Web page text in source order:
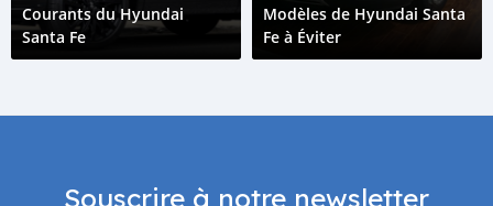
Courants du Hyundai
Santa Fe
Modèles de Hyundai Santa
Fe à Éviter
Souscrire à notre newsletter